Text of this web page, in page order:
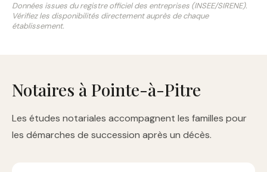
Données issues du registre officiel des entreprises (INSEE/SIRENE).
Vérifiez les disponibilités directement auprès de chaque
établissement.
Notaires à Pointe-à-Pitre
Les études notariales accompagnent les familles pour
les démarches de succession après un décès.